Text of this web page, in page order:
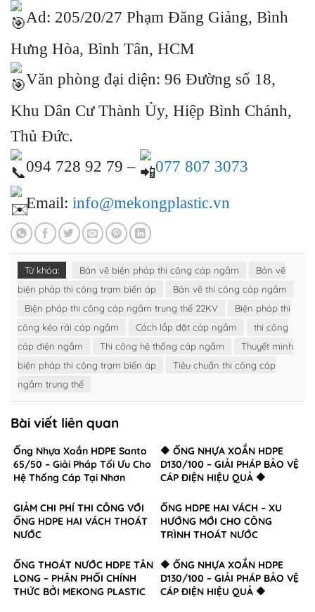
Ad: 205/20/27 Phạm Đăng Giảng, Bình
Hưng Hòa, Bình Tân, HCM
Văn phòng đại diện: 96 Đường số 18,
Khu Dân Cư Thành Ủy, Hiệp Bình Chánh,
Thủ Đức.
094 728 92 79 –
077 807 3073
Email: info@mekongplastic.vn
Từ khóa: Bản vẽ biện pháp thi công cáp ngầm
Bản vẽ
biện pháp thi công trạm biến áp
Bản vẽ thi công cáp ngầm
Biện pháp thi công cáp ngầm trung thế 22KV
Biện pháp thi
công kéo rải cáp ngầm
Cách lắp đặt cáp ngầm
thi công
cáp điện ngầm
Thi công hệ thống cáp ngầm
Thuyết minh
biện pháp thi công trạm biến áp
Tiêu chuẩn thi công cáp
ngầm trung thế
Bài viết liên quan
Ống Nhựa Xoắn HDPE Santo
65/50 – Giải Pháp Tối Ưu Cho
Hệ Thống Cáp Tại Nhơn
🔶 ỐNG NHỰA XOẮN HDPE
D130/100 – GIẢI PHÁP BẢO VỆ
CÁP ĐIỆN HIỆU QUẢ 🔶
GIẢM CHI PHÍ THI CÔNG VỚI
ỐNG HDPE HAI VÁCH THOÁT
NƯỚC
ỐNG HDPE HAI VÁCH – XU
HƯỚNG MỚI CHO CÔNG
TRÌNH THOÁT NƯỚC
ỐNG THOÁT NƯỚC HDPE TÂN
LONG – PHÂN PHỐI CHÍNH
THỨC BỞI MEKONG PLASTIC
🔶 ỐNG NHỰA XOẮN HDPE
D130/100 – GIẢI PHÁP BẢO VỆ
CÁP ĐIỆN HIỆU QUẢ 🔶